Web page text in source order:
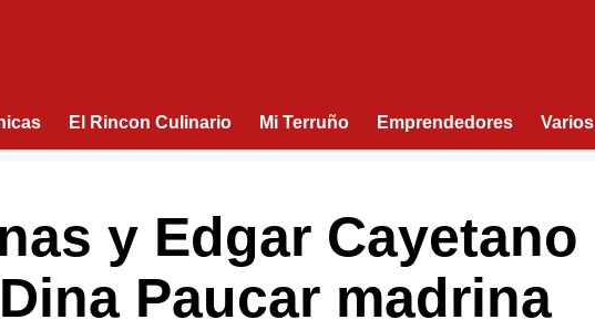
El Rincon Culinario Mi Terruño Emprendedores Varios
y Edgar Cayetano
Paucar madrina